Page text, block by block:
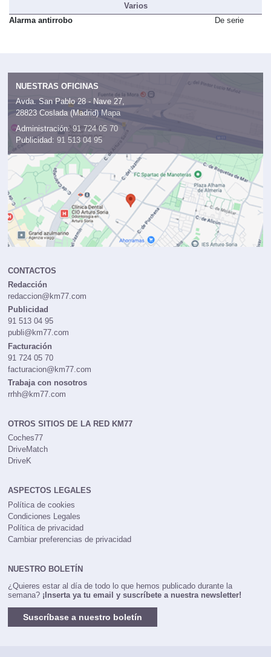
Varios
Alarma antirrobo
De serie
NUESTRAS OFICINAS
Avda. San Pablo 28 - Nave 27,
28823 Coslada (Madrid) Mapa
Administración: 91 724 05 70
Publicidad: 91 513 04 95
CONTACTOS
Redacción
redaccion@km77.com
Publicidad
91 513 04 95
publi@km77.com
Facturación
91 724 05 70
facturacion@km77.com
Trabaja con nosotros
rrhh@km77.com
OTROS SITIOS DE LA RED KM77
Coches77
DriveMatch
DriveK
ASPECTOS LEGALES
Política de cookies
Condiciones Legales
Política de privacidad
Cambiar preferencias de privacidad
NUESTRO BOLETÍN
¿Quieres estar al día de todo lo que hemos publicado durante la
semana? ¡Inserta ya tu email y suscríbete a nuestra newsletter!
Suscríbase a nuestro boletín